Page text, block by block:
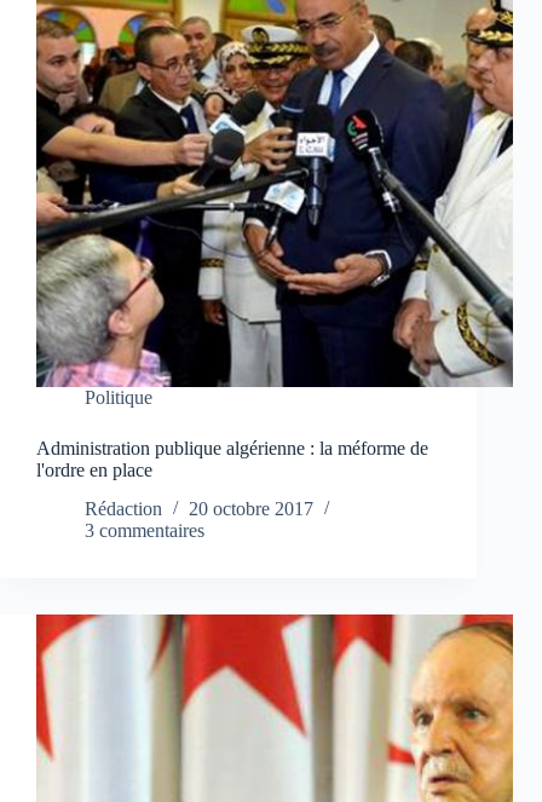
Politique
Administration publique algérienne : la méforme de
l'ordre en place
Rédaction
20 octobre 2017
3 commentaires